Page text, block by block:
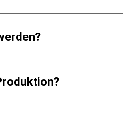
langjährigen Erfahrung
können Sie selbstverständlich
bequem für Sie von daheim aus.